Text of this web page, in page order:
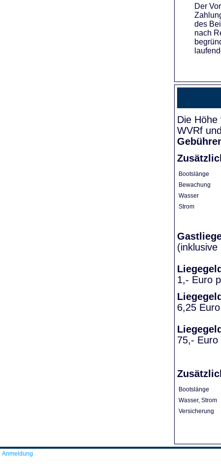
Der
des
nach
Die
WVRf
Bootslänge
Bewachung
Wasser
Strom
1,- Euro
6,25
75,- Euro
Bootslänge
Wasser, Strom
Versicherung
Anmeldung